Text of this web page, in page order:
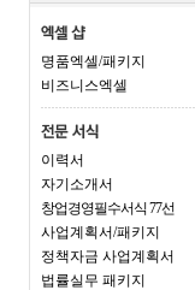
명품엑셀/패키지
비즈니스엑셀
이력서
자기소개서
창업경영필수서식 77선
사업계획서/패키지
정책자금 사업계획서
법률실무 패키지